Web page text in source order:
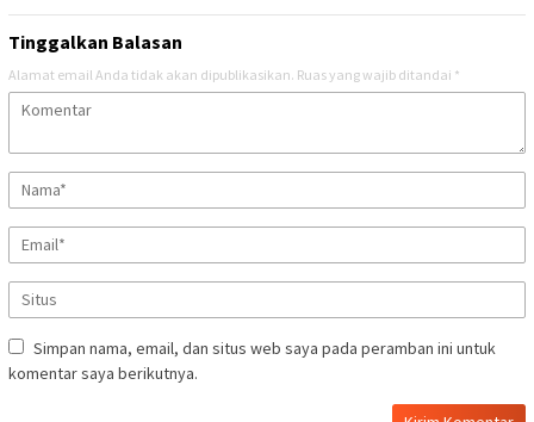
Tinggalkan Balasan
Alamat email Anda tidak akan dipublikasikan. Ruas yang wajib ditandai *
Simpan nama, email, dan situs web saya pada peramban ini untuk
komentar saya berikutnya.